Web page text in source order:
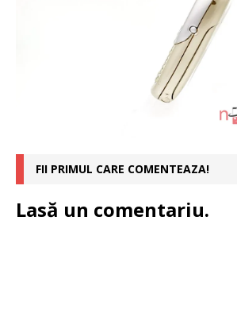
FII PRIMUL CARE COMENTEAZA!
Lasă un comentariu.